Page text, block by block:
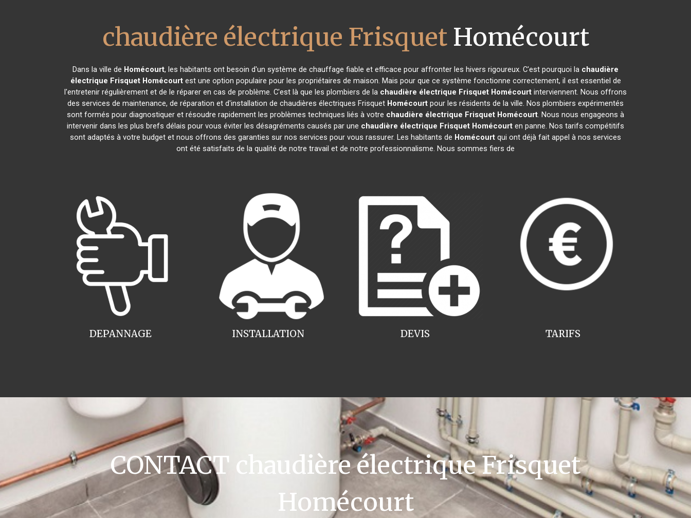
chaudière électrique FrisquetHomécourt
Dans la ville de Homécourt, les habitants ont besoin d'un système de chauffage fiable et efficace pour affronter les hivers rigoureux. C'est pourquoi la chaudière
électrique Frisquet Homécourtest une option populaire pour les propriétaires de maison. Mais pour que ce système fonctionne correctement, il est essentiel de
l'entretenir régulièrement et de le réparer en cas de problème. C'est là que les plombiers de la chaudière électrique Frisquet Homécourt interviennent. Nous offrons
des services de maintenance, de réparation et d'installation de chaudières électriques Frisquet Homécourt pour les résidents de la ville. Nos plombiers expérimentés
sont formés pour diagnostiquer et résoudre rapidement les problèmes techniques liés à votre chaudière électrique Frisquet Homécourt. Nous nous engageons à
intervenir dans les plus brefs délais pour vous éviter les désagréments causés par une chaudière électrique Frisquet Homécourt en panne. Nos tarifs compétitifs
sont adaptés à votre budget et nous offrons des garanties sur nos services pour vous rassurer. Les habitants de Homécourt qui ont déjà fait appel à nos services
ont été satisfaits de la qualité de notre travail et de notre professionnalisme. Nous sommes fiers de
INSTALLATION
DEPANNAGE TARIFS
DEVIS
CONTACT chaudière électrique Frisquet
Homécourt